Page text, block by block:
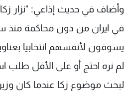
وأضاف في حديث إذاعي: "نزار
في ايران من دون محاكمة منذ
يسوقون لأنفسهم انتخابيا
لم نره احتج أو على الأقل طلب
لبحث موضوع زكا عندما كان